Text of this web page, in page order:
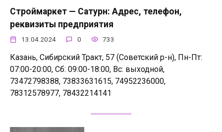
Строймаркет — Сатурн: Адрес, телефон,
реквизиты предприятия
13.04.2024 0 733
Казань, Сибирский Тракт, 57 (Советский р-н), Пн-Пт:
07:00-20:00, Сб: 09:00-18:00, Вс: выходной,
73472798388, 73833631615, 74952236000,
78312578977, 78432214141